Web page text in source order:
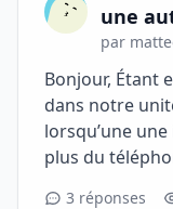
une
par
Bonjour, Étant
dans notre
lorsqu’une
plus du
3 réponses